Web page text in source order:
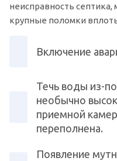
неисправность септика,
крупные поломки
Включение
Течь воды из-
необычно
приемной
переполнена.
Появление